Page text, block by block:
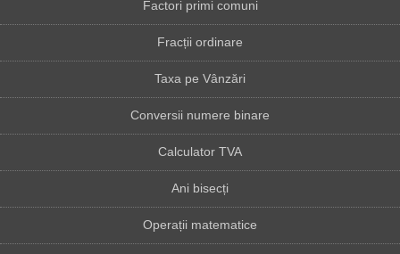
Factori primi comuni
Fracții ordinare
Taxa pe Vânzări
Conversii numere binare
Calculator TVA
Ani bisecți
Operații matematice